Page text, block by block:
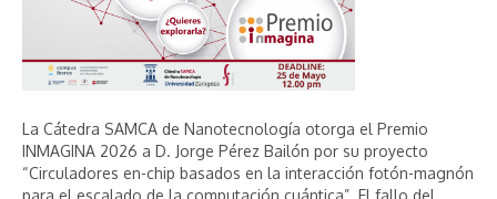
La Cátedra SAMCA de Nanotecnología otorga el Premio
INMAGINA 2026 a D. Jorge Pérez Bailón por su proyecto
“Circuladores en-chip basados en la interacción fotón-magnón
para el escalado de la computación cuántica”. El fallo del